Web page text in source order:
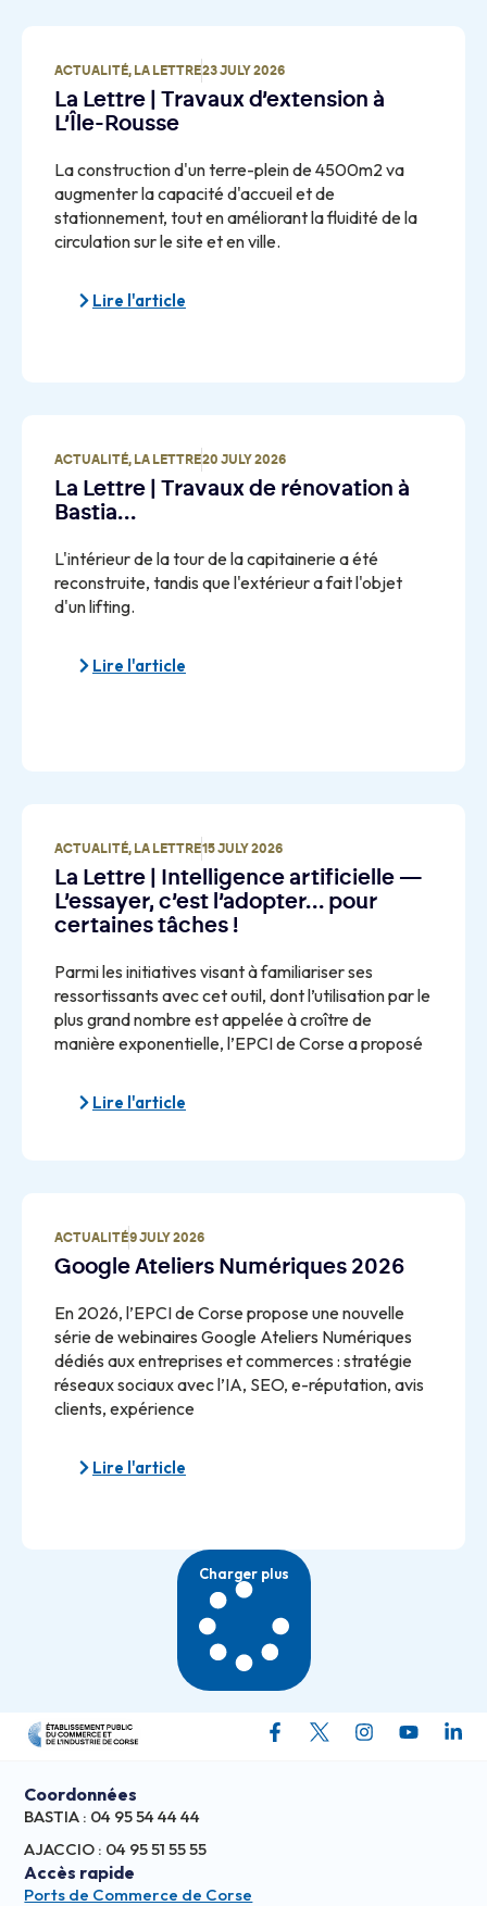
ACTUALITÉ, LA LETTRE23 JULY 2026
La Lettre | Travaux d’extension à
L’Île-Rousse
La construction d'un terre-plein de 4500m2 va
augmenter la capacité d'accueil et de
stationnement, tout en améliorant la fluidité de la
circulation sur le site et en ville.
Lire l'article
ACTUALITÉ, LA LETTRE20 JULY 2026
La Lettre | Travaux de rénovation à
Bastia…
L'intérieur de la tour de la capitainerie a été
reconstruite, tandis que l'extérieur a fait l'objet
d'un lifting.
Lire l'article
ACTUALITÉ, LA LETTRE15 JULY 2026
La Lettre | Intelligence artificielle —
L’essayer, c’est l’adopter… pour
certaines tâches !
Parmi les initiatives visant à familiariser ses
ressortissants avec cet outil, dont l’utilisation par le
plus grand nombre est appelée à croître de
manière exponentielle, l’EPCI de Corse a proposé
Lire l'article
ACTUALITÉ9 JULY 2026
Google Ateliers Numériques 2026
En 2026, l’EPCI de Corse propose une nouvelle
série de webinaires Google Ateliers Numériques
dédiés aux entreprises et commerces : stratégie
réseaux sociaux avec l’IA, SEO, e-réputation, avis
clients, expérience
Lire l'article
Charger plus
Coordonnées
BASTIA : 04 95 54 44 44
AJACCIO : 04 95 51 55 55
Accès rapide
Ports de Commerce de Corse